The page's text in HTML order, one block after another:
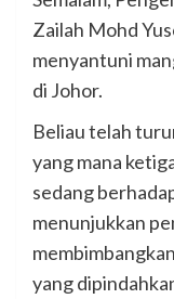
Zailah Mohd
menyantuni
di Johor.
Beliau telah
yang mana
sedang
menunjukkan
yang